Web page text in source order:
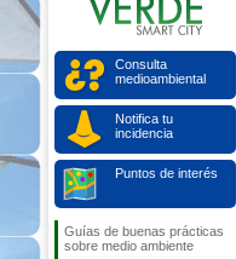
Consulta
medioambiental
Notifica tu
incidencia
Puntos de interés
Guías de buenas prácticas
sobre medio ambiente